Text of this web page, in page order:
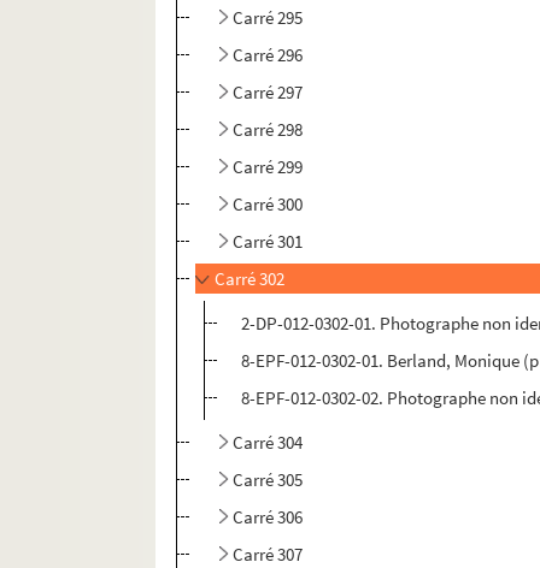
Carré 295
Carré 296
Carré 297
Carré 298
Carré 299
Carré 300
Carré 301
Carré 302
2-DP-012-0302-01. Photographe non
8-EPF-012-0302-01. Berland, Monique
8-EPF-012-0302-02. Photographe non
Carré 304
Carré 305
Carré 306
Carré 307